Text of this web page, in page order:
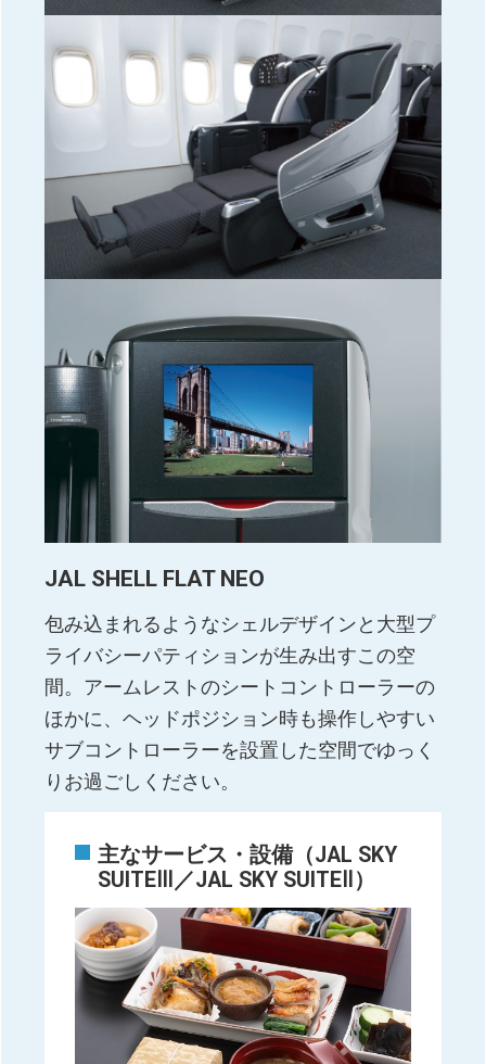
JAL SHELL FLAT NEO
包み込まれるようなシェルデザインと大型プ
ライバシーパティションが生み出すこの空
間。アームレストのシートコントローラーの
ほかに、ヘッドポジション時も操作しやすい
サブコントローラーを設置した空間でゆっく
りお過ごしください。
主なサービス・設備（JAL SKY
SUITEⅢ／JAL SKY SUITEⅡ）